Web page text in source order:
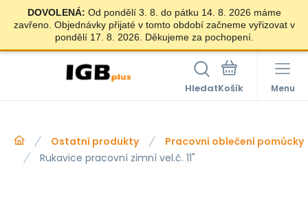
DOVOLENÁ: Od pondělí 3. 8. do pátku 14. 8. 2026 máme
zavřeno. Objednávky přijaté v tomto období začneme vyřizovat v
pondělí 17. 8. 2026. Děkujeme za pochopení.
Hledat Menu
Ostatní produkty
Pracovní oblečení pomůcky
Rukavice pracovní zimní vel.č. 11"